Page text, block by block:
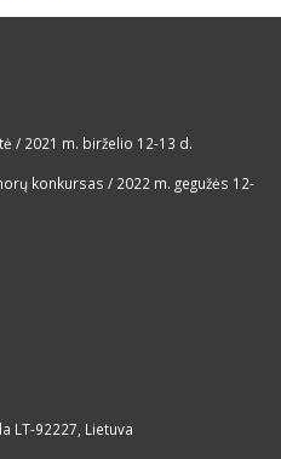
/ 2021 m. birželio 12-13 d.
konkursas / 2022 m. gegužės 12-
LT-92227, Lietuva